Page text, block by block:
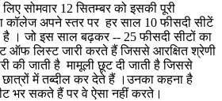
सोमवार 12 सितम्बर को इसकी पूरी
कॉलेज अपने स्तर पर हर साल 10 फीसदी सीटें
है । जो इस साल बढ़कर -- 25 फीसदी सीटों का
ऑफ लिस्ट जारी करते हैं जिससे आरक्षित श्रेणी
की जाती है मामूली छूट दी जाती है जिससे
में तब्दील कर देते हैं ।उनका कहना है
भर सकते हैं पर वे ऐसा नहीं करते।